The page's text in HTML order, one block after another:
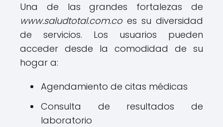
Una de las grandes fortalezas de
www.saludtotal.com.co es su diversidad
de servicios. Los usuarios pueden
acceder desde la comodidad de su
hogar a:
Agendamiento de citas médicas
Consulta de resultados de
laboratorio